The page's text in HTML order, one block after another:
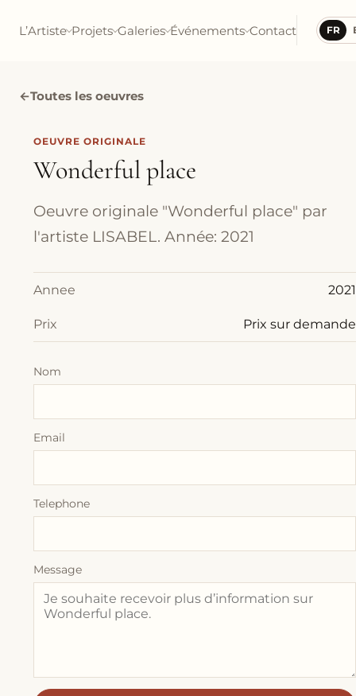
L’Artiste Projets Galeries Événements Contact FR
←Toutes les oeuvres
OEUVRE ORIGINALE
Wonderful place
Oeuvre originale "Wonderful place" par
l'artiste LISABEL. Année: 2021
Annee 2021
Prix Prix sur demande
Nom
Email
Telephone
Message